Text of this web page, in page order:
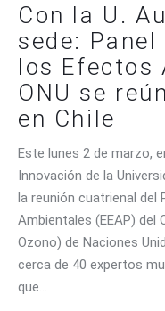
Con la U.
sede:
los Efectos
ONU se
en Chile
Este lunes 2 de marzo,
Innovación de la
la reunión cuatrienal del
Ambientales (EEAP) del
Ozono) de Naciones
cerca de 40 expertos
que…